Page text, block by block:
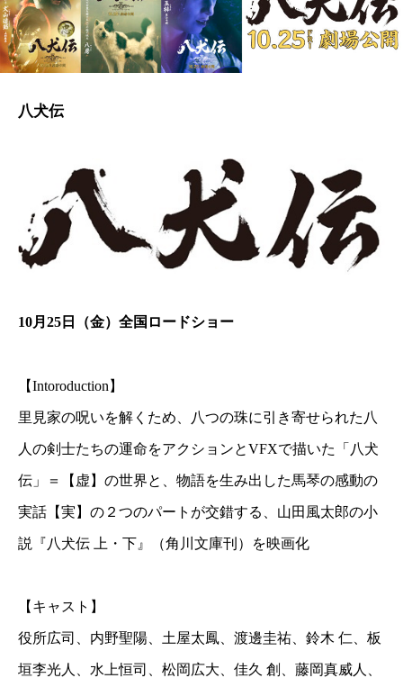
八犬伝
10月25日（金）全国ロードショー
【Intoroduction】
里見家の呪いを解くため、八つの珠に引き寄せられた八
人の剣士たちの運命をアクションとVFXで描いた「八犬
伝」＝【虚】の世界と、物語を生み出した馬琴の感動の
実話【実】の２つのパートが交錯する、山田風太郎の小
説『八犬伝 上・下』（角川文庫刊）を映画化
【キャスト】
役所広司、内野聖陽、土屋太鳳、渡邊圭祐、鈴木 仁、板
垣李光人、水上恒司、松岡広大、佳久 創、藤岡真威人、